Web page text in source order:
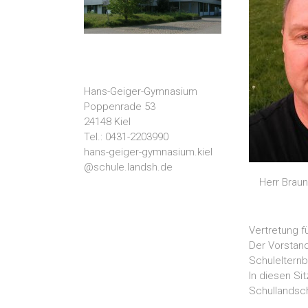
Herr
Vertretung
Der
In diesen
Hans-Geiger-Gymnasium
Poppenrade 53
24148 Kiel
Tel.: 0431-2203990
hans-geiger-gymnasium.kiel
@schule.landsh.de